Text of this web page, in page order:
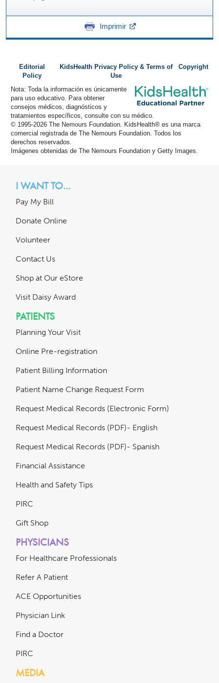
Imprimir
Editorial
Policy
KidsHealth Privacy Policy & Terms of
Use
Copyright
Nota: Toda la información es únicamente
para uso educativo. Para obtener
consejos médicos, diagnósticos y
tratamientos específicos, consulte con su médico.
© 1995-2026 The Nemours Foundation. KidsHealth® es una marca
comercial registrada de The Nemours Foundation. Todos los
derechos reservados.
Imágenes obtenidas de The Nemours Foundation y Getty Images.
I WANT TO...
Pay My Bill
Donate Online
Volunteer
Contact Us
Shop at Our eStore
Visit Daisy Award
PATIENTS
Planning Your Visit
Online Pre-registration
Patient Billing Information
Patient Name Change Request Form
Request Medical Records (Electronic Form)
Request Medical Records (PDF)- English
Request Medical Records (PDF)- Spanish
Financial Assistance
Health and Safety Tips
PIRC
Gift Shop
PHYSICIANS
For Healthcare Professionals
Refer A Patient
ACE Opportunities
Physician Link
Find a Doctor
PIRC
MEDIA